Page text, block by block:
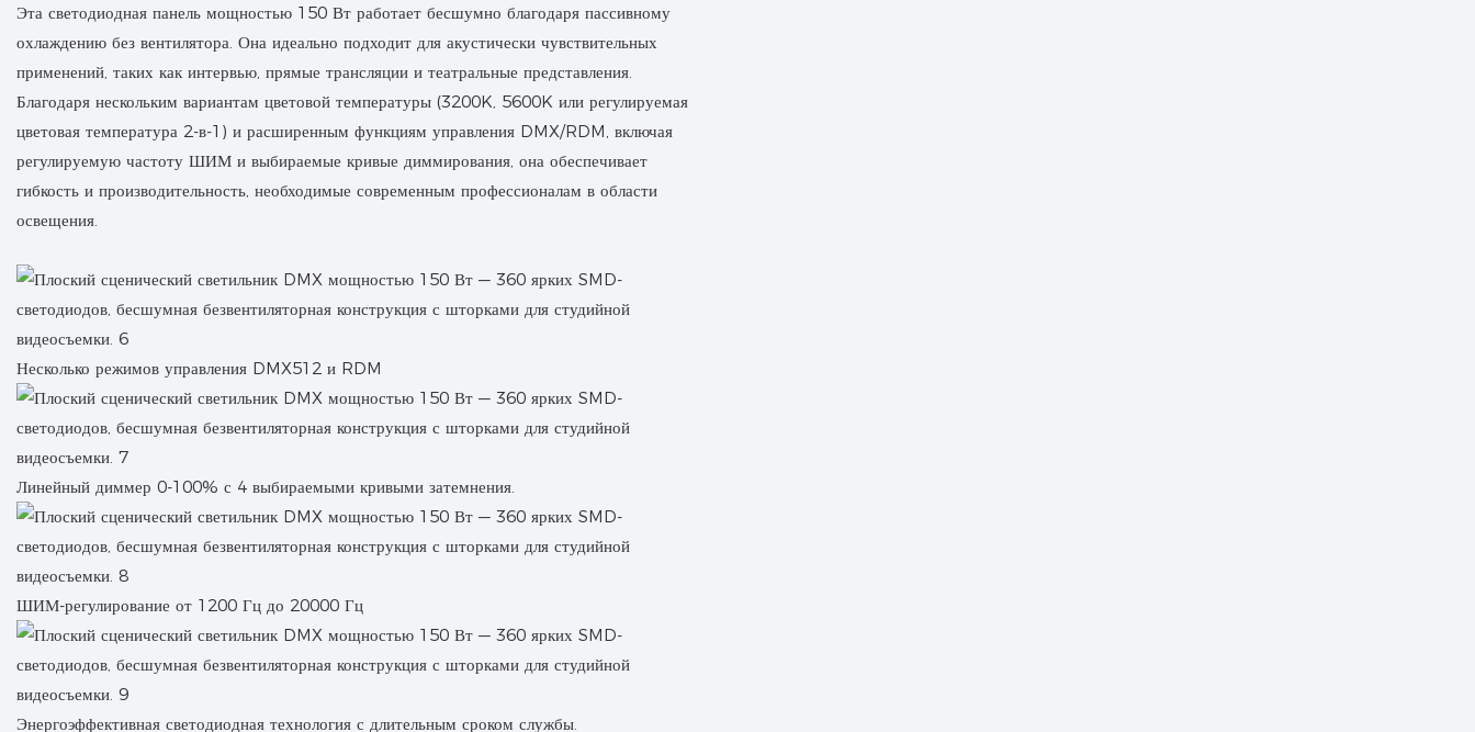
Эта светодиодная панель мощностью 150 Вт работает бесшумно благодаря пассивному
охлаждению без вентилятора. Она идеально подходит для акустически чувствительных
применений, таких как интервью, прямые трансляции и театральные представления.
Благодаря нескольким вариантам цветовой температуры (3200K, 5600K или регулируемая
цветовая температура 2-в-1) и расширенным функциям управления DMX/RDM, включая
регулируемую частоту ШИМ и выбираемые кривые диммирования, она обеспечивает
гибкость и производительность, необходимые современным профессионалам в области
освещения.
Несколько режимов управления DMX512 и RDM
Линейный диммер 0-100% с 4 выбираемыми кривыми затемнения.
ШИМ-регулирование от 1200 Гц до 20000 Гц
Энергоэффективная светодиодная технология с длительным сроком службы.